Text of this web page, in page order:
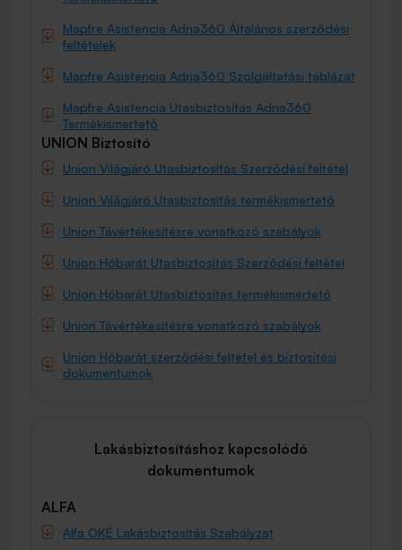
Mapfre Asistencia Adria360 Általános szerződési
feltételek
Mapfre Asistencia Adria360 Szolgáltatási táblázat
Mapfre Asistencia Utasbiztosítás Adria360
Termékismertető
UNION Biztosító
Union Világjáró Utasbiztosítás Szerződési feltétel
Union Világjáró Utasbiztosítás termékismertető
Union Távértékesítésre vonatkozó szabályok
Union Hóbarát Utasbiztosítás Szerződési feltétel
Union Hóbarát Utasbiztosítás termékismertető
Union Távértékesítésre vonatkozó szabályok
Union Hóbarát szerződési feltétel és biztosítási
dokumentumok
Lakásbiztosításhoz kapcsolódó
dokumentumok
ALFA
Alfa OKÉ Lakásbiztosítás Szabályzat